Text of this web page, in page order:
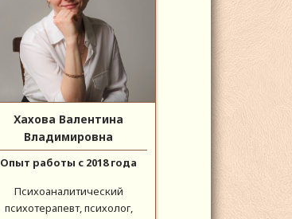
Хахова Валентина
Владимировна
Опыт работы с 2018 года
Психоаналитический
психотерапевт, психолог,